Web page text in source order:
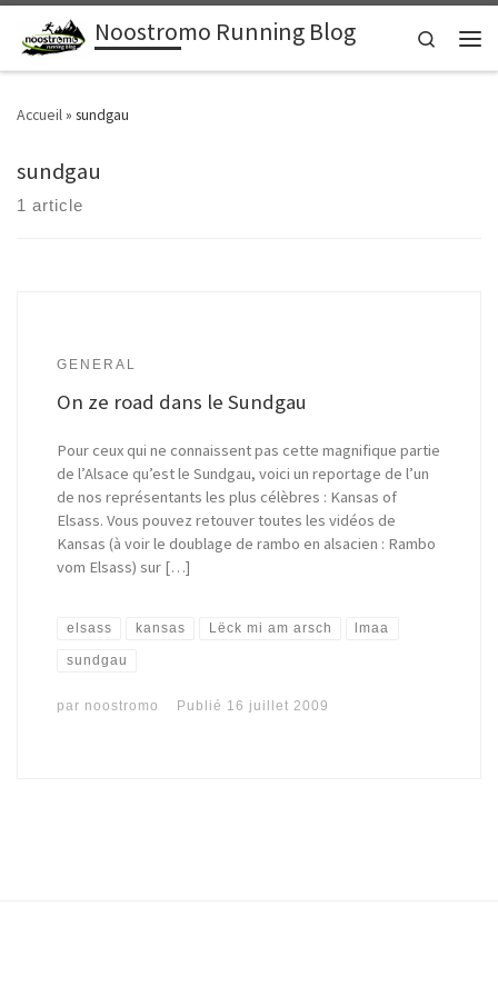
Passer au contenuNoostromo Running Blog
Search
Accueil» sundgau
sundgau
1 article
GENERAL
On ze road dans le Sundgau
Pour ceux qui ne connaissent pas cette magnifique partie
de l’Alsace qu’est le Sundgau, voici un reportage de l’un
de nos représentants les plus célèbres : Kansas of
Elsass. Vous pouvez retouver toutes les vidéos de
Kansas (à voir le doublage de rambo en alsacien : Rambo
vom Elsass) sur […]
elsass kansas Lëck mi am arsch lmaa
sundgau
par noostromo Publié 16 juillet 2009